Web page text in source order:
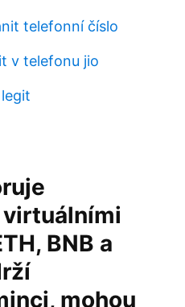
telefonní číslo
v telefonu jio
BNB a
mohou